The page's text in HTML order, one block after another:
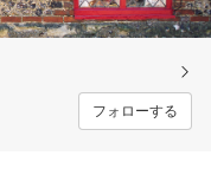
フォローする